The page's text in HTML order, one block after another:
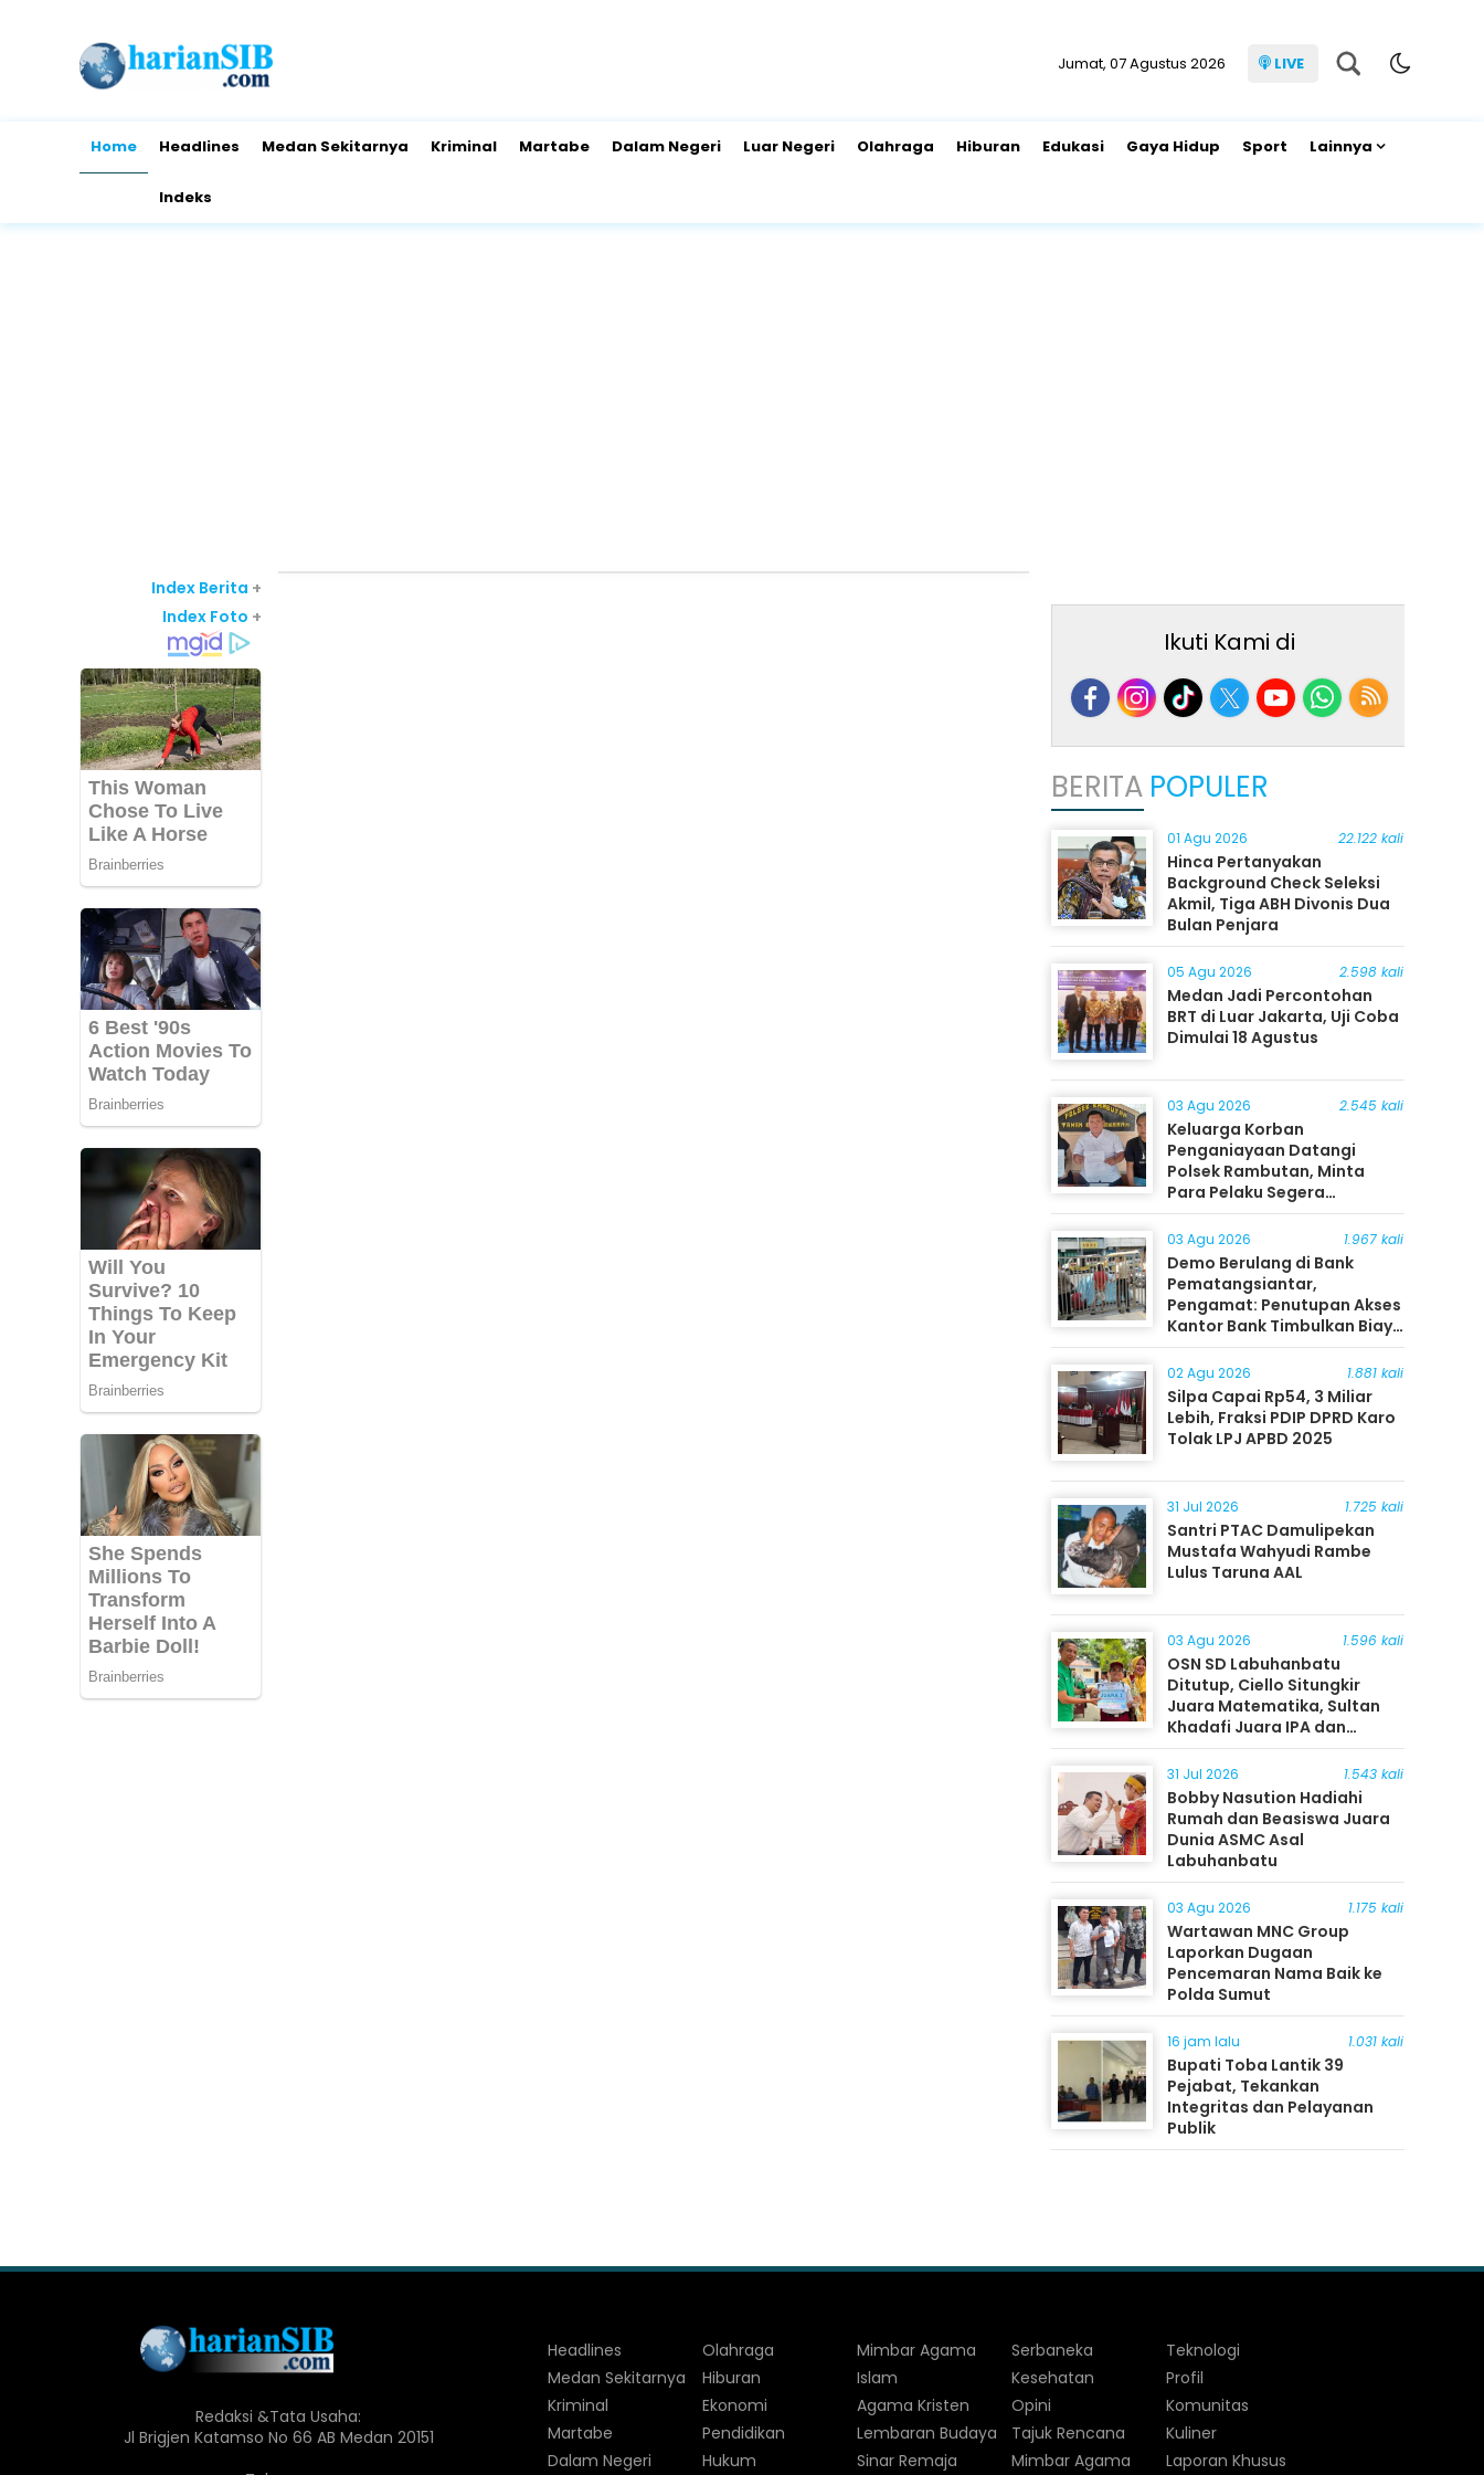
Jumat, 07 Agustus 2026 LIVE
Home Headlines Medan Sekitarnya Kriminal Martabe Dalam Negeri Luar Negeri Olahraga Hiburan Edukasi Gaya Hidup Sport Lainnya
Indeks
Index Berita +
Index Foto +
Ikuti Kami di
BERITA POPULER
01 Agu 2026 22.122 kali
Hinca Pertanyakan
Background Check Seleksi
Akmil, Tiga ABH Divonis Dua
Bulan Penjara
05 Agu 2026 2.598 kali
Medan Jadi Percontohan
BRT di Luar Jakarta, Uji Coba
Dimulai 18 Agustus
03 Agu 2026 2.545 kali
Keluarga Korban
Penganiayaan Datangi
Polsek Rambutan, Minta
Para Pelaku Segera
Ditangkap
03 Agu 2026 1.967 kali
Demo Berulang di Bank
Pematangsiantar,
Pengamat: Penutupan Akses
Kantor Bank Timbulkan Biaya
Ekonomi bagi Masyarakat
02 Agu 2026 1.881 kali
Silpa Capai Rp54, 3 Miliar
Lebih, Fraksi PDIP DPRD Karo
Tolak LPJ APBD 2025
31 Jul 2026 1.725 kali
Santri PTAC Damulipekan
Mustafa Wahyudi Rambe
Lulus Taruna AAL
03 Agu 2026 1.596 kali
OSN SD Labuhanbatu
Ditutup, Ciello Situngkir
Juara Matematika, Sultan
Khadafi Juara IPA dan
Timothy Rangkuti Juara IPS
31 Jul 2026 1.543 kali
Bobby Nasution Hadiahi
Rumah dan Beasiswa Juara
Dunia ASMC Asal
Labuhanbatu
03 Agu 2026 1.175 kali
Wartawan MNC Group
Laporkan Dugaan
Pencemaran Nama Baik ke
Polda Sumut
16 jam lalu 1.031 kali
Bupati Toba Lantik 39
Pejabat, Tekankan
Integritas dan Pelayanan
Publik
Redaksi &Tata Usaha:
Jl Brigjen Katamso No 66 AB Medan 20151
Headlines
Medan Sekitarnya
Kriminal
Martabe
Dalam Negeri
Olahraga
Hiburan
Ekonomi
Pendidikan
Hukum
Mimbar Agama
Islam
Agama Kristen
Lembaran Budaya
Sinar Remaja
Serbaneka
Kesehatan
Opini
Tajuk Rencana
Mimbar Agama
Teknologi
Profil
Komunitas
Kuliner
Laporan Khusus